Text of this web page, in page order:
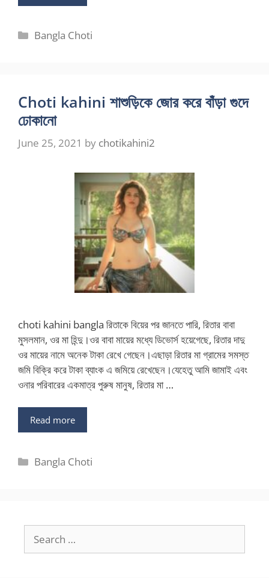
Categories
Bangla Choti
Choti kahini শাশুড়িকে জোর করে বাঁড়া গুদে
ঢোকানো
June 25, 2021 by chotikahini2
choti kahini bangla রিতাকে বিয়ের পর জানতে পারি, রিতার বাবা
মুসলমান, ওর মা হিন্দু।ওর বাবা মায়ের মধ্যে ডিভোর্স হয়েগেছে, রিতার দাদু
ওর মায়ের নামে অনেক টাকা রেখে গেছেন।এছাড়া রিতার মা গ্রামের সমস্ত
জমি বিক্রি করে টাকা ব্যাংক এ জমিয়ে রেখেছেন।যেহেতু আমি জামাই এবং
ওনার পরিবারের একমাত্র পুরুষ মানুষ, রিতার মা …
Read more
Categories
Bangla Choti
for: